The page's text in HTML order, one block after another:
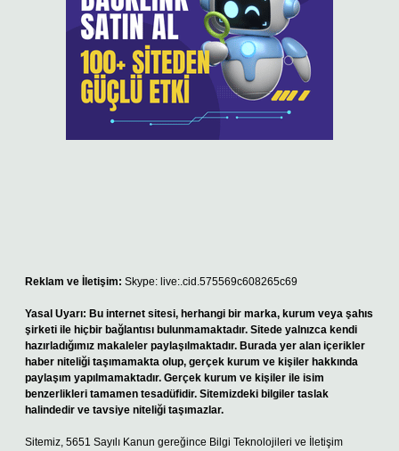
Reklam ve İletişim: Skype: live:.cid.575569c608265c69
Yasal Uyarı: Bu internet sitesi, herhangi bir marka, kurum veya şahıs
şirketi ile hiçbir bağlantısı bulunmamaktadır. Sitede yalnızca kendi
hazırladığımız makaleler paylaşılmaktadır. Burada yer alan içerikler
haber niteliği taşımamakta olup, gerçek kurum ve kişiler hakkında
paylaşım yapılmamaktadır. Gerçek kurum ve kişiler ile isim
benzerlikleri tamamen tesadüfidir. Sitemizdeki bilgiler taslak
halindedir ve tavsiye niteliği taşımazlar.
Sitemiz, 5651 Sayılı Kanun gereğince Bilgi Teknolojileri ve İletişim